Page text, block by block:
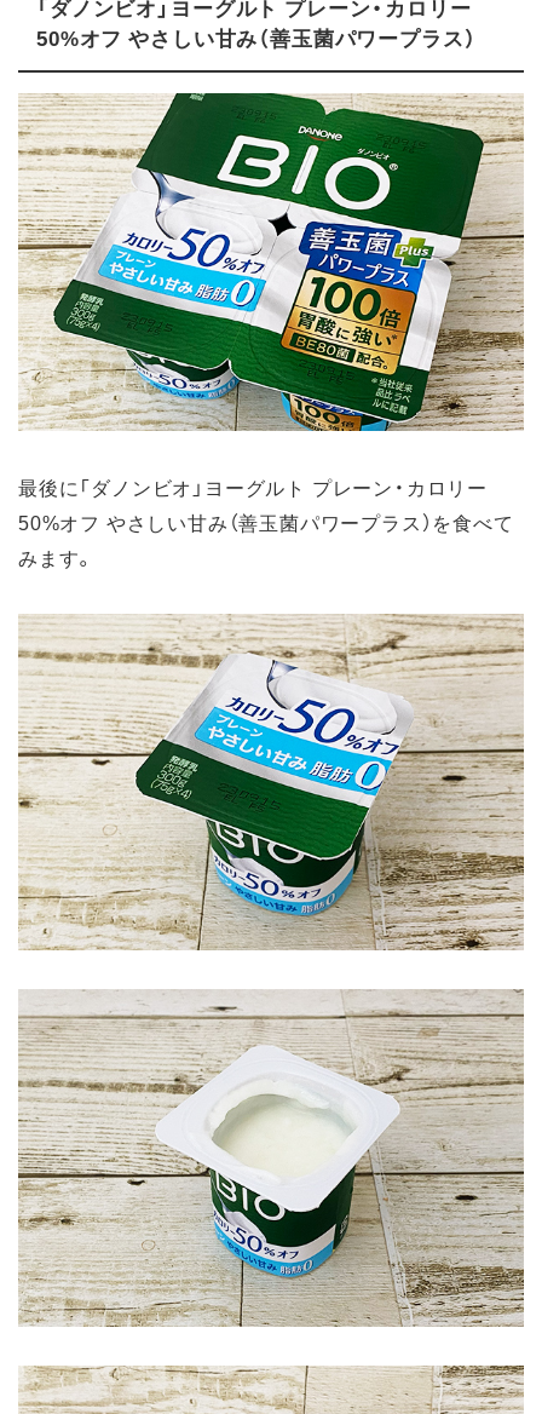
「ダノンビオ」ヨーグルト プレーン・カロリー
50%オフ やさしい甘み（善玉菌パワープラス）
最後に「ダノンビオ」ヨーグルト プレーン・カロリー
50%オフ やさしい甘み（善玉菌パワープラス）を食べて
みます。